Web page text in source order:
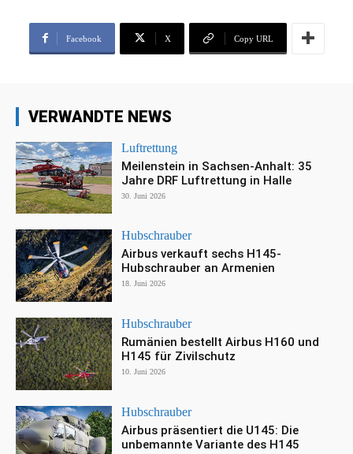
Facebook X Copy URL
VERWANDTE NEWS
Luftrettung
Meilenstein in Sachsen-Anhalt: 35
Jahre DRF Luftrettung in Halle
30. Juni 2026
Hubschrauber
Airbus verkauft sechs H145-
Hubschrauber an Armenien
18. Juni 2026
Hubschrauber
Rumänien bestellt Airbus H160 und
H145 für Zivilschutz
10. Juni 2026
Hubschrauber
Airbus präsentiert die U145: Die
unbemannte Variante des H145